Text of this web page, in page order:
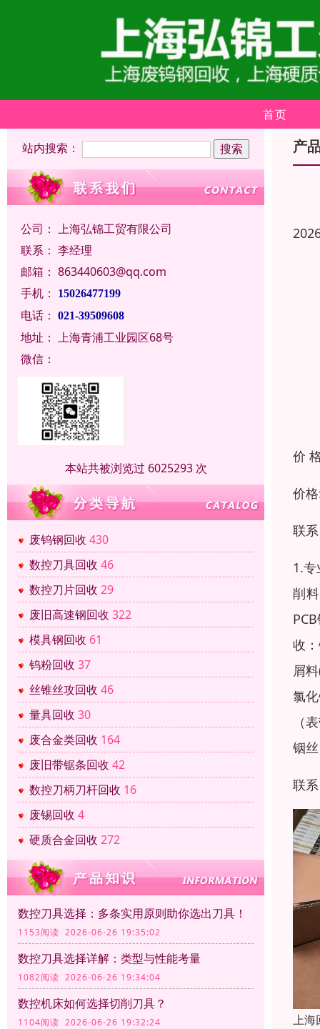
首页
站内搜索：
公司： 上海弘锦工贸有限公司
联系： 李经理
邮箱： 863440603@qq.com
手机：
15026477199
电话： 021-39509608
地址： 上海青浦工业园区68号
微信：
本站共被浏览过 6025293 次
废钨钢回收 430
数控刀具回收 46
数控刀片回收 29
废旧高速钢回收 322
模具钢回收 61
钨粉回收 37
丝锥丝攻回收 46
量具回收 30
废合金类回收 164
废旧带锯条回收 42
数控刀柄刀杆回收 16
废锡回收 4
硬质合金回收 272
数控刀具选择：多条实用原则助你选出刀具！
1153阅读 2026-06-26 19:35:02
数控刀具选择详解：类型与性能考量
1082阅读 2026-06-26 19:34:04
数控机床如何选择切削刀具？
1104阅读 2026-06-26 19:32:24
产
价
价
联
1.
削
收
屑
氯
（
铟
联系
上海